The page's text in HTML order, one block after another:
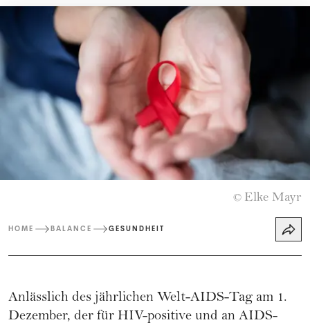
© Elke Mayr
HOME BALANCE GESUNDHEIT
Anlässlich des jährlichen Welt-AIDS-Tag am 1.
Dezember, der für HIV-positive und an AIDS-